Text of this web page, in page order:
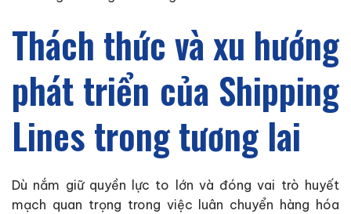
Thách thức và xu hướng
phát triển của Shipping
Lines trong tương lai
Dù nắm giữ quyền lực to lớn và đóng vai trò huyết
mạch quan trọng trong việc luân chuyển hàng hóa